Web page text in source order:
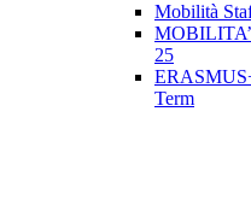
Mobilità
25
Term